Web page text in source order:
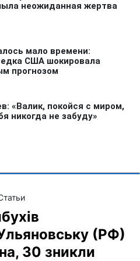
(РФ)
30 зникли